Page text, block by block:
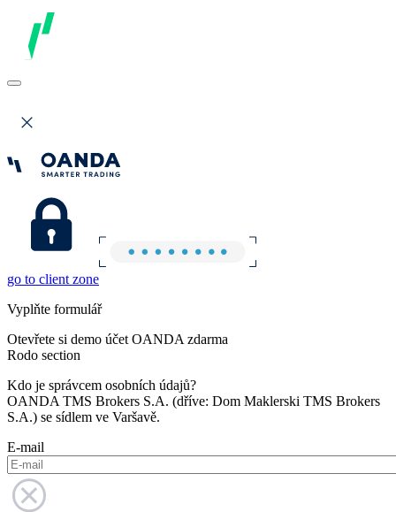
go to client zone
Vyplňte formulář
Otevřete si demo účet OANDA zdarma
Rodo section
Kdo je správcem osobních údajů?
OANDA TMS Brokers S.A. (dříve: Dom Maklerski TMS Brokers
S.A.) se sídlem ve Varšavě.
E-mail